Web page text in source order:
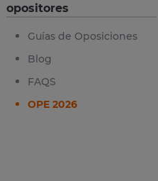
opositores
Guías de Oposiciones
Blog
FAQS
OPE 2026